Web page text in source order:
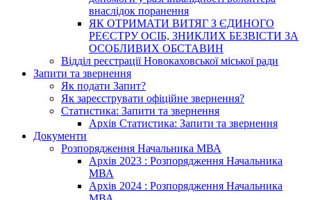
внаслідок поранення
ЯК ОТРИМАТИ ВИТЯГ З ЄДИНОГО
РЕЄСТРУ ОСІБ, ЗНИКЛИХ БЕЗВІСТИ ЗА
ОСОБЛИВИХ ОБСТАВИН
Відділ реєстрації Новокаховської міської ради
Запити та звернення
Як подати Запит?
Як зареєструвати офіційне звернення?
Статистика: Запити та звернення
Архів Статистика: Запити та звернення
Документи
Розпорядження Начальника МВА
Архів 2023 : Розпорядження Начальника
МВА
Архів 2024 : Розпорядження Начальника